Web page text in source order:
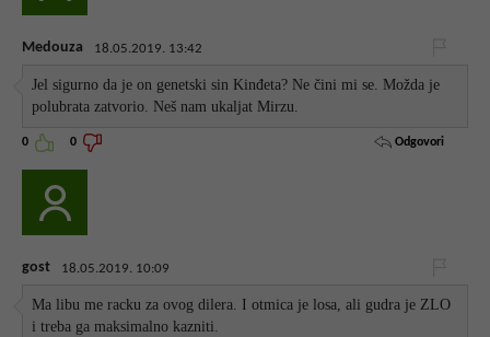
Medouza 18.05.2019. 13:42
Jel sigurno da je on genetski sin Kinđeta? Ne čini mi se. Možda je
polubrata zatvorio. Neš nam ukaljat Mirzu.
0 0 Odgovori
gost 18.05.2019. 10:09
Ma libu me racku za ovog dilera. I otmica je losa, ali gudra je ZLO
i treba ga maksimalno kazniti.